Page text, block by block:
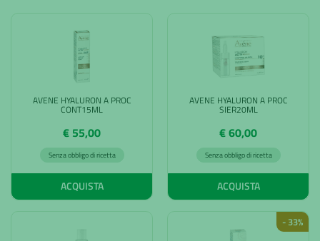
AVENE HYALURON A PROC
CONT15ML
€ 55,00
Senza obbligo di ricetta
ACQUISTA
AVENE HYALURON A PROC
SIER20ML
€ 60,00
Senza obbligo di ricetta
ACQUISTA
- 33%